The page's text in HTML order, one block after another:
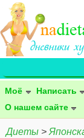
Моё Написать
О нашем сайте
Диеты >